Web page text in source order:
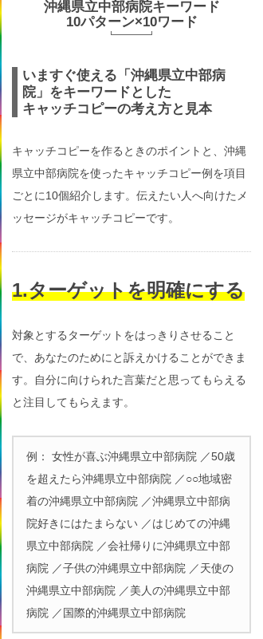
沖縄県立中部病院キーワード
10パターン×10ワード
いますぐ使える「沖縄県立中部病
院」をキーワードとした
キャッチコピーの考え方と見本
キャッチコピーを作るときのポイントと、沖縄
県立中部病院を使ったキャッチコピー例を項目
ごとに10個紹介します。伝えたい人へ向けたメ
ッセージがキャッチコピーです。
1.ターゲットを明確にする
対象とするターゲットをはっきりさせること
で、あなたのためにと訴えかけることができま
す。自分に向けられた言葉だと思ってもらえる
と注目してもらえます。
例： 女性が喜ぶ沖縄県立中部病院 ／50歳
を超えたら沖縄県立中部病院 ／○○地域密
着の沖縄県立中部病院 ／沖縄県立中部病
院好きにはたまらない ／はじめての沖縄
県立中部病院 ／会社帰りに沖縄県立中部
病院 ／子供の沖縄県立中部病院 ／天使の
沖縄県立中部病院 ／美人の沖縄県立中部
病院 ／国際的沖縄県立中部病院